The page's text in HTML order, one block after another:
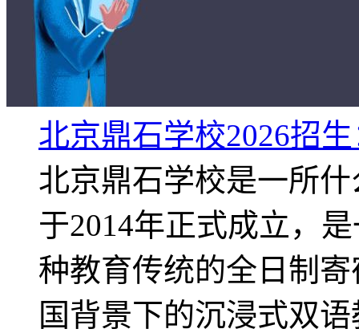
北京鼎石学校2026招
北京鼎石学校是一所
于2014年正式成立，
种教育传统的全日制
国背景下的沉浸式双